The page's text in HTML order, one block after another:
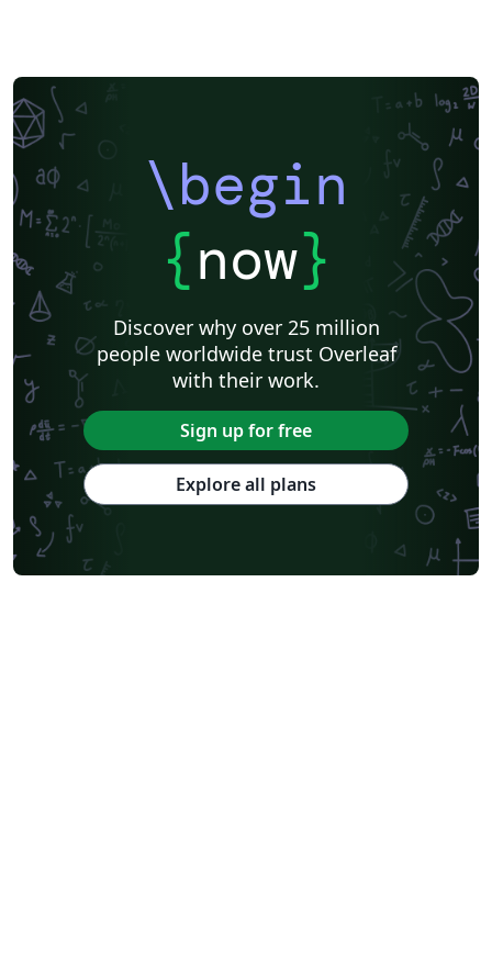
\begin
{now}
Discover why over 25 million
people worldwide trust Overleaf
with their work.
Sign up for free
Explore all plans